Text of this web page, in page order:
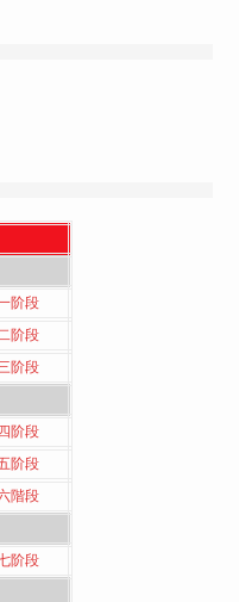
阶段
阶段
阶段
阶段
阶段
階段
阶段